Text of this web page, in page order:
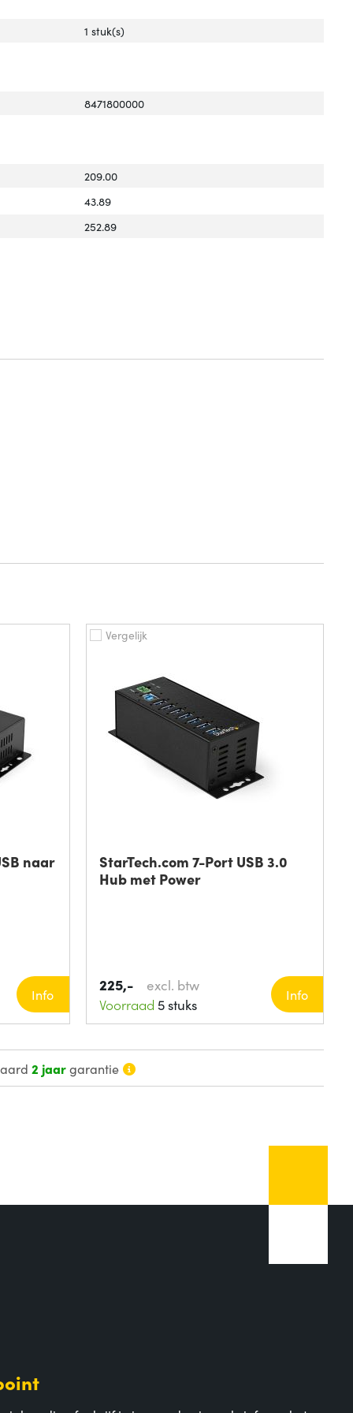
1 stuk(s)
8471800000
209.00
43.89
252.89
naar
Info
Vergelijk
StarTech.com 7-Port USB 3.0
Hub met Power
225,-
excl. btw
Voorraad 5 stuks
Info
2 jaargarantie